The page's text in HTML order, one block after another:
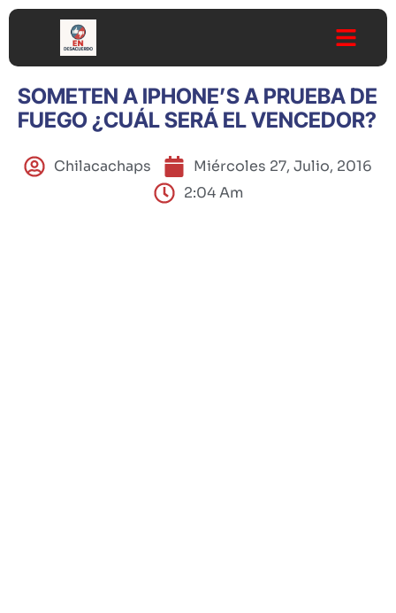
SOMETEN A IPHONE’S A PRUEBA DE
FUEGO ¿CUÁL SERÁ EL VENCEDOR?
Chilacachaps
Miércoles 27, Julio, 2016
2:04 Am